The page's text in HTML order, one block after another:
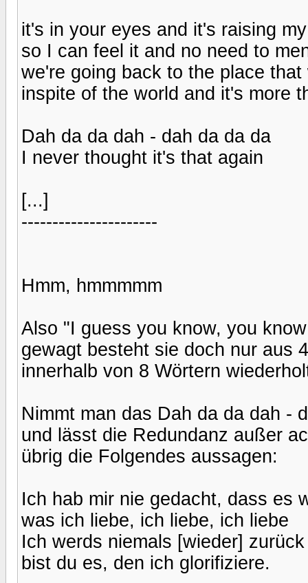
it's in your eyes and it's raising
so I can feel it and no need to
we're going back to the place that
inspite of the world and it's more
Dah da da dah - dah da da da
I never thought it's that again
[...]
----------------------
Hmm, hmmmmm
Also "I guess you know, you
gewagt besteht sie doch nur aus
innerhalb von 8 Wörtern
Nimmt man das Dah da da dah -
und lässt die Redundanz außer
übrig die Folgendes aussagen:
Ich hab mir nie gedacht, dass es
was ich liebe, ich liebe, ich liebe
Ich werds niemals [wieder]
bist du es, den ich glorifiziere.